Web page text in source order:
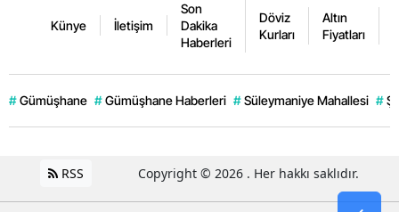
Kayseri
Kırklareli
Kırşehir
Kocaeli
Konya
Kütahya
Künye İletişim
Son
Dakika
Haberleri
Döviz
Kurları
Altın
Fiyatları
# Gümüşhane # Gümüşhane Haberleri # Süleymaniye Mahallesi #
RSS Copyright © 2026 . Her hakkı saklıdır.